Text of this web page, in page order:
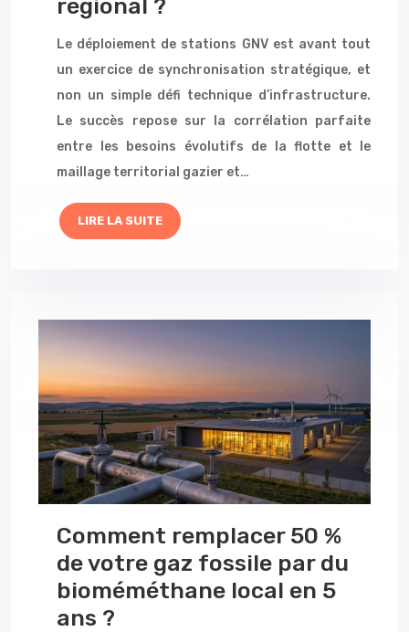
régional ?
Le déploiement de stations GNV est avant tout
un exercice de synchronisation stratégique, et
non un simple défi technique d’infrastructure.
Le succès repose sur la corrélation parfaite
entre les besoins évolutifs de la flotte et le
maillage territorial gazier et…
LIRE LA SUITE
Comment remplacer 50 %
de votre gaz fossile par du
bioméméthane local en 5
ans ?